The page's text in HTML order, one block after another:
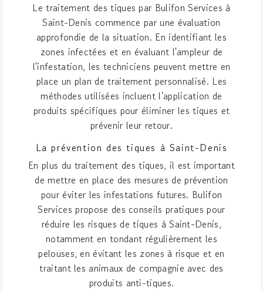
Le traitement des tiques par Bulifon Services à
Saint-Denis commence par une évaluation
approfondie de la situation. En identifiant les
zones infectées et en évaluant l'ampleur de
l'infestation, les techniciens peuvent mettre en
place un plan de traitement personnalisé. Les
méthodes utilisées incluent l'application de
produits spécifiques pour éliminer les tiques et
prévenir leur retour.
La prévention des tiques à Saint-Denis
En plus du traitement des tiques, il est important
de mettre en place des mesures de prévention
pour éviter les infestations futures. Bulifon
Services propose des conseils pratiques pour
réduire les risques de tiques à Saint-Denis,
notamment en tondant régulièrement les
pelouses, en évitant les zones à risque et en
traitant les animaux de compagnie avec des
produits anti-tiques.